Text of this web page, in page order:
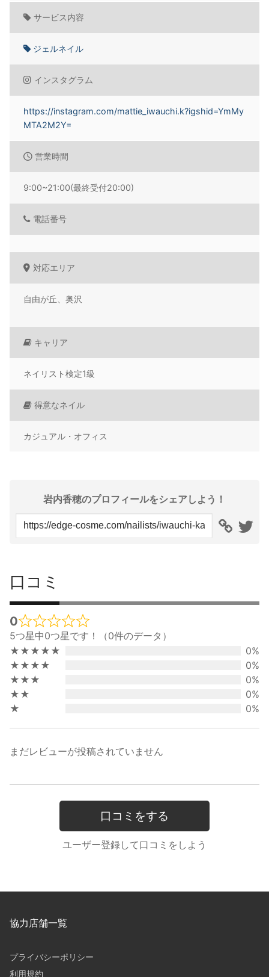
サービス内容
ジェルネイル
インスタグラム
https://instagram.com/mattie_iwauchi.k?igshid=YmMy
MTA2M2Y=
営業時間
9:00~21:00(最終受付20:00)
電話番号
対応エリア
自由が丘、奥沢
キャリア
ネイリスト検定1級
得意なネイル
カジュアル・オフィス
岩内香穂のプロフィールをシェアしよう！
口コミ
0
Rated
0
out
5つ星中0つ星です！（0件のデータ）
★★★★★
0%
★★★★
0%
★★★
0%
★★
0%
★
0%
まだレビューが投稿されていません
口コミをする
ユーザー登録して口コミをしよう
協力店舗一覧
プライバシーポリシー
利用規約